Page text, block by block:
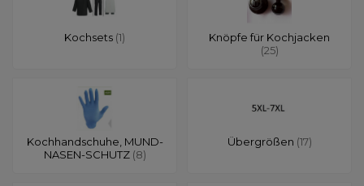
Kochsets (1)
Knöpfe für Kochjacken
(25)
Kochhandschuhe, MUND-
NASEN-SCHUTZ (8)
Übergrößen (17)